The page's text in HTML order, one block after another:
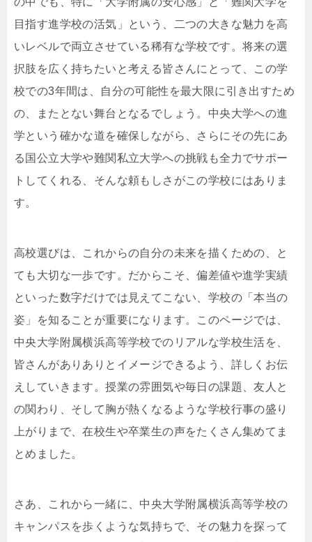
目指す進学校の活気」という、二つの大きな魅力を高
いレベルで両立させている稀有な学校です。将来の選
択肢を広く持ちたいと考える皆さんにとって、この学
校での3年間は、自分の可能性を最大限に引き出すため
の、またとない舞台となるでしょう。中央大学への進
学という確かな道を確保しながら、さらにその先にあ
る国公立大学や難関私立大学への挑戦も全力でサポー
トしてくれる、そんな頼もしさがこの学校にはありま
す。
高校選びは、これからの自分の未来を描くための、と
ても大切な一歩です。だからこそ、偏差値や進学実績
といった数字だけでは見えてこない、学校の「本当の
姿」を知ることが重要になります。このページでは、
中央大学附属横浜高等学校でのリアルな学校生活を、
皆さんがありありとイメージできるよう、詳しくお伝
えしていきます。授業の雰囲気や毎日の課題、友人と
の関わり、そして胸が熱くなるような学校行事の盛り
上がりまで、在校生や卒業生の声をたくさん集めてま
とめました。
さあ、これから一緒に、中央大学附属横浜高等学校の
キャンパスを歩くような気持ちで、その魅力を探って